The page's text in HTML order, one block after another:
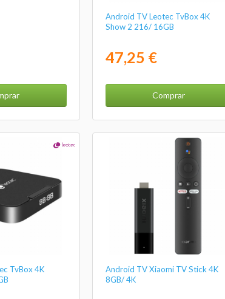
Android TV Leotec TvBox 4K
Show 2 216/ 16GB
47,25 €
Comprar
TvBox 4K
Android TV Xiaomi TV Stick 4K
8GB/ 4K